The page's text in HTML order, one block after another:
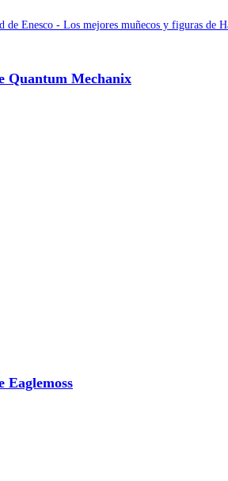
Quantum Mechanix
Eaglemoss